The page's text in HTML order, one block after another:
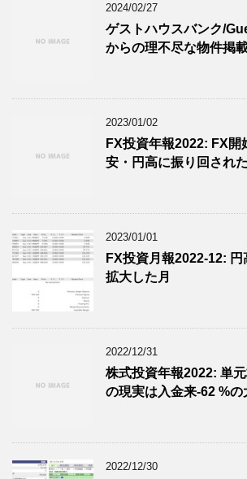
2024/02/27
ゲストハウスバンク/
からの理不尽な物件掲
2023/01/02
FX投資年報2022: FX開
安・円高に振り回され
2023/01/01
FX投資月報2022-12:
拡大した月
2022/12/31
株式投資年報2022: 単
の現実は入金来-62 %の
2022/12/30